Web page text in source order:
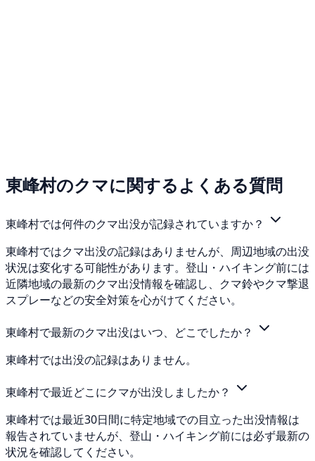
東峰村のクマに関するよくある質問
東峰村では何件のクマ出没が記録されていますか？
東峰村ではクマ出没の記録はありませんが、周辺地域の出没
状況は変化する可能性があります。登山・ハイキング前には
近隣地域の最新のクマ出没情報を確認し、クマ鈴やクマ撃退
スプレーなどの安全対策を心がけてください。
東峰村で最新のクマ出没はいつ、どこでしたか？
東峰村では出没の記録はありません。
東峰村で最近どこにクマが出没しましたか？
東峰村では最近30日間に特定地域での目立った出没情報は
報告されていませんが、登山・ハイキング前には必ず最新の
状況を確認してください。